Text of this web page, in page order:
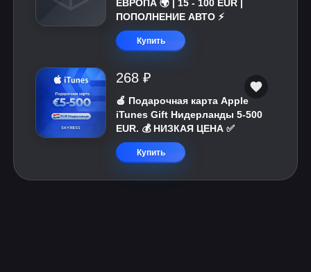
ЕВРОПА 🌍 | 15 - 100 EUR |
ПОПОЛНЕНИЕ АВТО ⚡
Купить
268 ₽
🍎 Подарочная карта Apple
iTunes Gift Нидерланды 5-500
EUR. 💰 НИЗКАЯ ЦЕНА ✅
Купить